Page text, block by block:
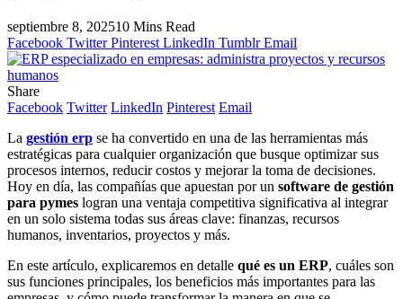
septiembre 8, 202510 Mins Read
Facebook Twitter Pinterest LinkedIn Tumblr Email
Share
Facebook Twitter LinkedIn Pinterest Email
La gestión erp se ha convertido en una de las herramientas más
estratégicas para cualquier organización que busque optimizar sus
procesos internos, reducir costos y mejorar la toma de decisiones.
Hoy en día, las compañías que apuestan por un software de gestión
para pymes logran una ventaja competitiva significativa al integrar
en un solo sistema todas sus áreas clave: finanzas, recursos
humanos, inventarios, proyectos y más.
En este artículo, explicaremos en detalle qué es un ERP, cuáles son
sus funciones principales, los beneficios más importantes para las